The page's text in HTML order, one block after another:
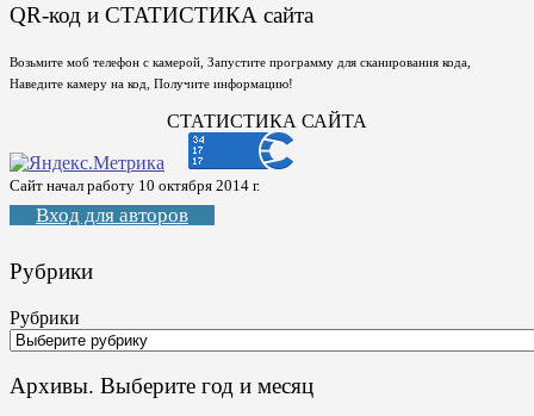
QR-код и СТАТИСТИКА сайта
Возьмите моб телефон с камерой, Запустите программу для сканирования кода,
Наведите камеру на код, Получите информацию!
СТАТИСТИКА САЙТА
Сайт начал работу 10 октября 2014 г.
Вход для авторов
Рубрики
Рубрики
Архивы. Выберите год и месяц